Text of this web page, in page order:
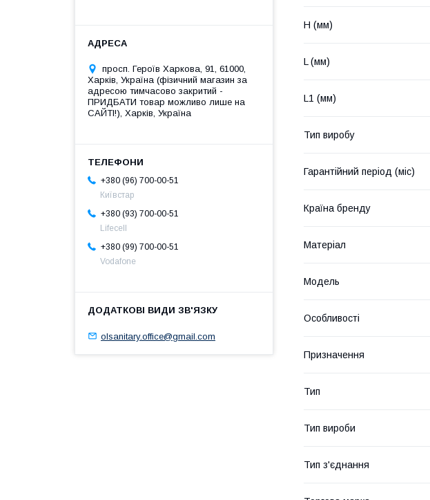
H (мм)
L (мм)
L1 (мм)
Тип виробу
Гарантійний період (міс)
Країна бренду
Матеріал
Мoдель
Особливості
Призначення
Тип
Тип вироби
Тип з'єднання
просп. Героїв Харкова, 91, 61000,
Харків, Україна (фізичний магазин за
адресою тимчасово закритий -
ПРИДБАТИ товар можливо лише на
САЙТІ!), Харків, Україна
+380 (96) 700-00-51
Київстар
+380 (93) 700-00-51
Lifecell
+380 (99) 700-00-51
Vodafone
olsanitary.office@gmail.com